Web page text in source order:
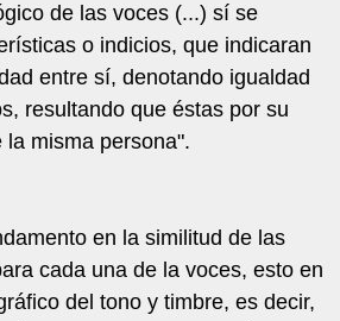
de las voces (...) sí se
o indicios, que indicaran
entre sí, denotando igualdad
resultando que éstas por su
misma persona".
en la similitud de las
cada una de la voces, esto en
del tono y timbre, es decir,